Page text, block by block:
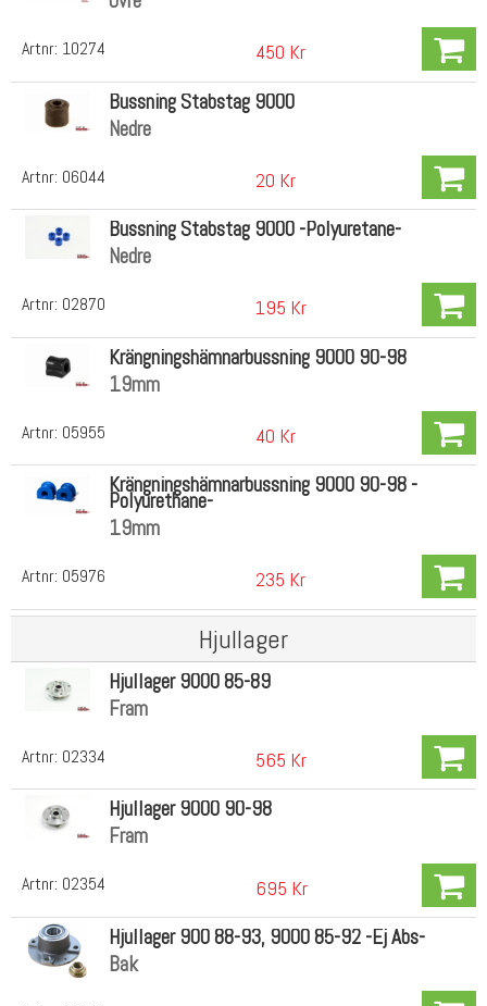
Artnr: 10274 450 Kr
Artnr: 06044
Bussning Stabstag 9000
Nedre
20 Kr
Artnr: 02870
Bussning Stabstag 9000 -Polyuretane-
Nedre
195 Kr
Artnr: 05955
Krängningshämnarbussning 9000 90-98
19mm
40 Kr
Artnr: 05976
Krängningshämnarbussning 9000 90-98 -
Polyurethane-
19mm
235 Kr
Hjullager
Artnr: 02334
Hjullager 9000 85-89
Fram
565 Kr
Artnr: 02354
Hjullager 9000 90-98
Fram
695 Kr
Hjullager 900 88-93, 9000 85-92 -Ej Abs-
Bak